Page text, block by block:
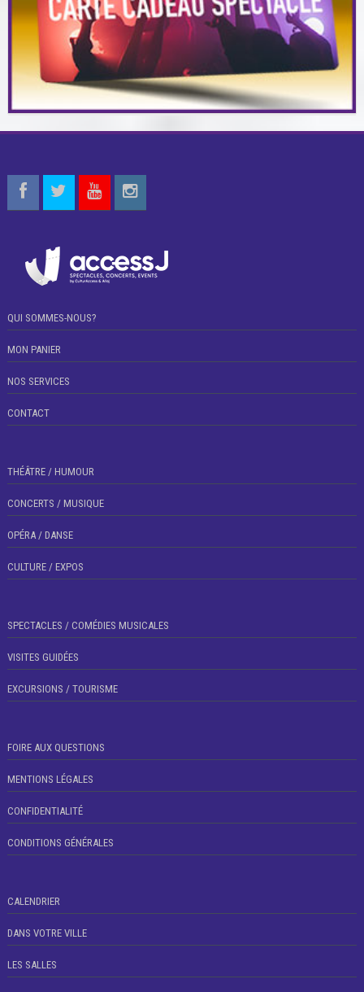
QUI SOMMES-NOUS?
MON PANIER
NOS SERVICES
CONTACT
THÉÂTRE / HUMOUR
CONCERTS / MUSIQUE
OPÉRA / DANSE
CULTURE / EXPOS
SPECTACLES / COMÉDIES MUSICALES
VISITES GUIDÉES
EXCURSIONS / TOURISME
FOIRE AUX QUESTIONS
MENTIONS LÉGALES
CONFIDENTIALITÉ
CONDITIONS GÉNÉRALES
CALENDRIER
DANS VOTRE VILLE
LES SALLES